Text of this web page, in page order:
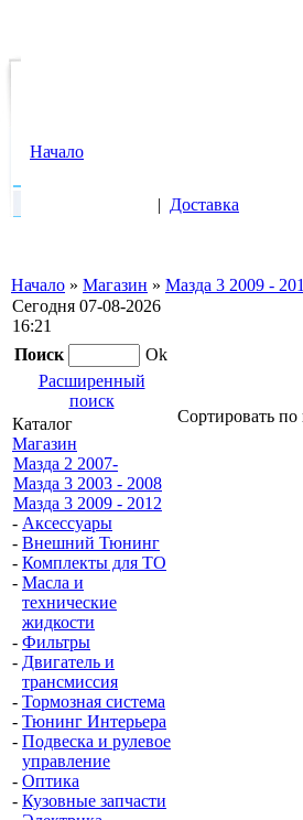
Начало
| Доставка
Начало » Магазин » Мазда 3 2009 -
Сегодня 07-08-2026
16:21
Поиск
Ok
Расширенный
поиск
Каталог
Магазин
Мазда 2 2007-
Мазда 3 2003 - 2008
Мазда 3 2009 - 2012
- Аксессуары
- Внешний Тюнинг
- Комплекты для ТО
- Масла и
технические
жидкости
- Фильтры
- Двигатель и
трансмиссия
- Тормозная система
- Тюнинг Интерьера
- Подвеска и рулевое
управление
- Оптика
- Кузовные запчасти
Cортировать по